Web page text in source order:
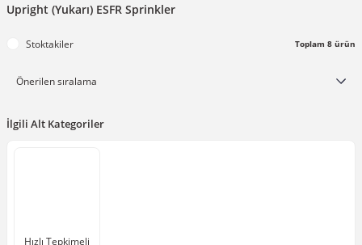
Upright (Yukarı) ESFR Sprinkler
Stoktakiler Toplam 8 ürün
İlgili Alt Kategoriler
Hızlı Tepkimeli